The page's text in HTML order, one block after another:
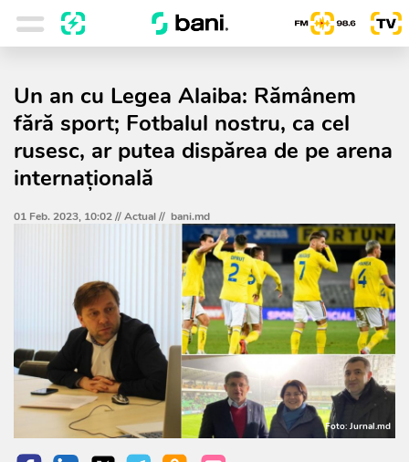
Un an cu Legea Alaiba: Rămânem
fără sport; Fotbalul nostru, ca cel
rusesc, ar putea dispărea de pe arena
internațională
01 Feb. 2023, 10:02 //Actual// bani.md
Foto: Jurnal.md